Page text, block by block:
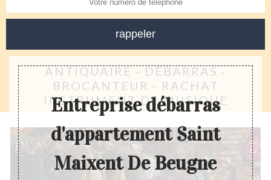
ANTIQUAIRE - DÉBARRAS -
BROCANTEUR - RACHAT
INSTRUMENT DE MUSIQUE
Entreprise débarras
d'appartement Saint
Maixent De Beugne